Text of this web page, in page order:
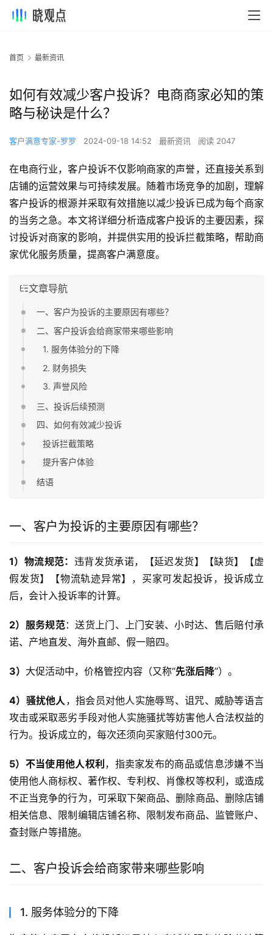
首页 最新资讯
如何有效减少客户投诉？电商商家必知的策
略与秘诀是什么？
客户满意专家-罗罗 2024-09-18 14:52 最新资讯 阅读 2047
在电商行业，客户投诉不仅影响商家的声誉，还直接关系到
店铺的运营效果与可持续发展。随着市场竞争的加剧，理解
客户投诉的根源并采取有效措施以减少投诉已成为每个商家
的当务之急。本文将详细分析造成客户投诉的主要因素，探
讨投诉对商家的影响，并提供实用的投诉拦截策略，帮助商
家优化服务质量，提高客户满意度。
文章导航
一、客户为投诉的主要原因有哪些？
二、客户投诉会给商家带来哪些影响
1. 服务体验分的下降
2. 财务损失
3. 声誉风险
三、投诉后续预测
四、如何有效减少投诉
投诉拦截策略
提升客户体验
结语
一、客户为投诉的主要原因有哪些？
1）物流规范： 违背发货承诺，【延迟发货】【缺货】【虚
假发货】【物流轨迹异常】，买家可发起投诉，投诉成立
后，会计入投诉率的计算。
2）服务规范：送货上门、上门安装、小时达、售后赔付承
诺、产地直发、海外直邮、假一赔四。
3） 大促活动中，价格管控内容（又称“先涨后降”）。
4）骚扰他人 ，指会员对他人实施辱骂、诅咒、威胁等语言
攻击或采取恶劣手段对他人实施骚扰等妨害他人合法权益的
行为。投诉成立的，每次还须向买家赔付300元。
5）不当使用他人权利，指卖家发布的商品或信息涉嫌不当
使用他人商标权、著作权、专利权、肖像权等权利，或造成
不正当竞争的行为，可采取下架商品、删除商品、删除店铺
相关信息、限制编辑店铺名称、限制发布商品、监管账户、
查封账户等措施。
二、客户投诉会给商家带来哪些影响
1. 服务体验分的下降